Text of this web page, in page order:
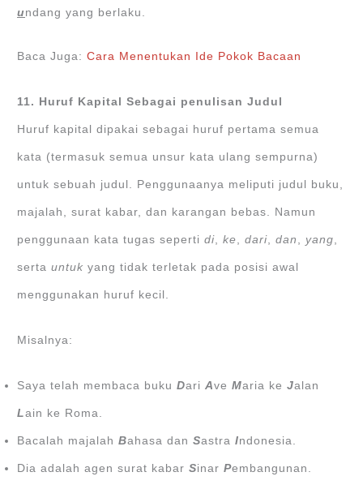
undang yang berlaku.
Baca Juga:Cara Menentukan Ide Pokok Bacaan
11. Huruf Kapital Sebagai penulisan Judul
Huruf kapital dipakai sebagai huruf pertama semua
kata (termasuk semua unsur kata ulang sempurna)
untuk sebuah judul. Penggunaanya meliputi judul buku,
majalah, surat kabar, dan karangan bebas. Namun
penggunaan kata tugas sepertidi,ke,dari,dan , yang,
sertauntuk yang tidak terletak pada posisi awal
menggunakan huruf kecil.
Misalnya:
Saya telah membaca bukuDariAveMaria keJalan
Lain ke Roma.
Bacalah majalahBahasa danSastraIndonesia.
Dia adalah agen surat kabarSinarPembangunan.